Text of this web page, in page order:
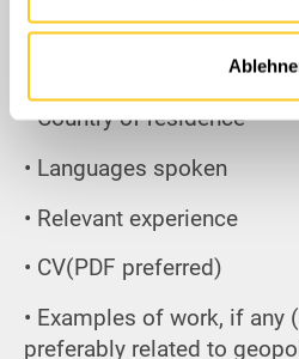
weiteren Daten zusammen, die
haben oder die sie im Rahmen
• Name
• Country of residence
• Languages spoken
• Relevant experience
• CV(PDF preferred)
• Examples of work, if any
preferably related to